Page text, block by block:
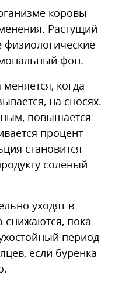
коровы
Растущий
физиологические
фон.
когда
на сносях.
повышается
процент
становится
соленый
уходят в
снижаются, пока
период
если буренка